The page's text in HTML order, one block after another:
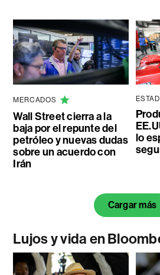
MERCADOS
Wall Street cierra a la
baja por el repunte del
petróleo y nuevas dudas
sobre un acuerdo con
Irán
lo
Cargar más
Lujos y vida en